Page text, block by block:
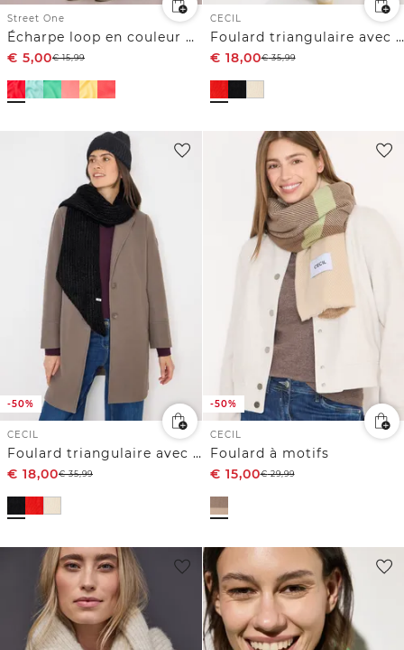
Street One
Écharpe loop en couleur unie
€ 5,00€15,99
CECIL
Foulard triangulaire avec paillettes
€ 18,00€35,99
-50%
CECIL
Foulard triangulaire avec paillettes
€ 18,00€35,99
-50%
CECIL
Foulard à motifs
€ 15,00€29,99